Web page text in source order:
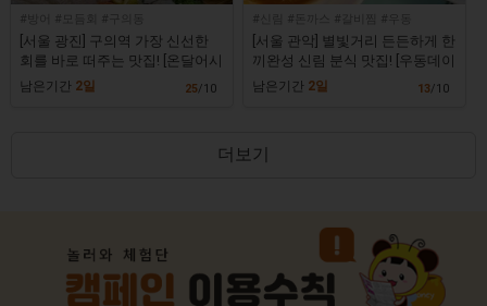
#방어 #모듬회 #구의동
[서울 광진] 구의역 가장 신선한
회를 바로 떠주는 맛집! [온달어시
장]
남은기간 2일 25/10
#신림 #돈까스 #갈비찜 #우동
[서울 관악] 별빛거리 든든하게 한
끼완성 신림 분식 맛집! [우동데이
신림본점]
남은기간 2일 13/10
더보기